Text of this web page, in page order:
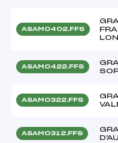
ASAM0402.FFS
ASAM0422.FFS
ASAM0322.FFS
ASAM0312.FFS